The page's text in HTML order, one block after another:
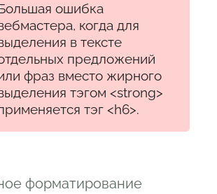
ошибка
когда для
в тексте
предложений
фраз вместо жирного
тэгом <strong>
тэг <h6>.
форматирование